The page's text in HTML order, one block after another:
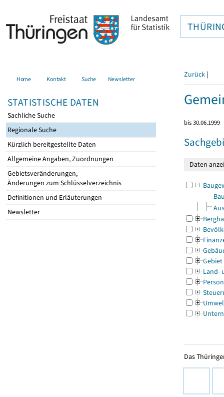
Home Kontakt Suche Newsletter
STATISTISCHE DATEN
Sachliche Suche
Regionale Suche
Kürzlich bereitgestellte Daten
Allgemeine Angaben, Zuordnungen
Gebietsveränderungen,
Änderungen zum Schlüsselverzeichnis
Definitionen und Erläuterungen
Newsletter
Zurück |
bis 30.06.1999
Gebiet
Land-
Das